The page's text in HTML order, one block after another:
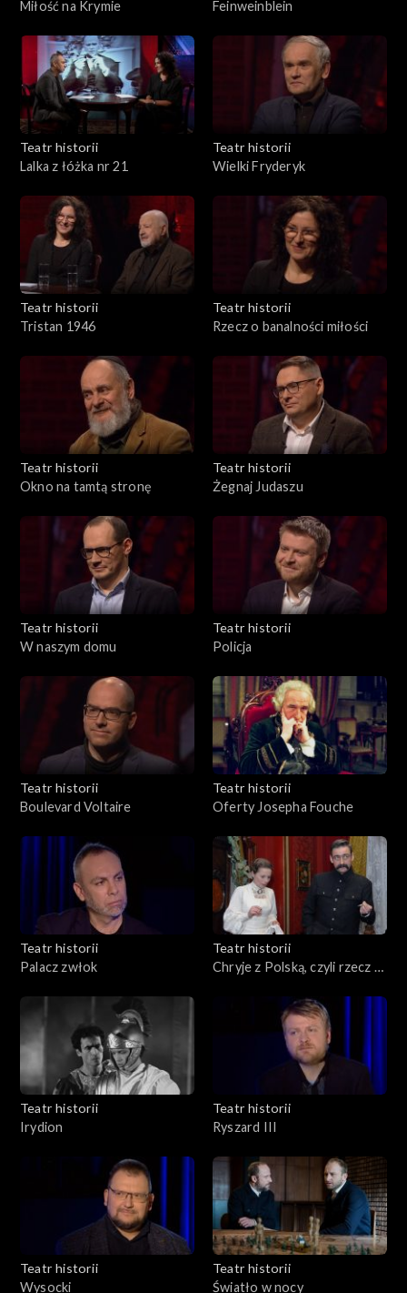
Miłość na Krymie Feinweinblein
Teatr historii
Lalka z łóżka nr 21
Teatr historii
Wielki Fryderyk
Teatr historii
Tristan 1946
Teatr historii
Rzecz o banalności miłości
Teatr historii
Okno na tamtą stronę
Teatr historii
Żegnaj Judaszu
Teatr historii
W naszym domu
Teatr historii
Policja
Teatr historii
Boulevard Voltaire
Teatr historii
Oferty Josepha Fouche
Teatr historii
Palacz zwłok
Teatr historii
Chryje z Polską, czyli rzecz o
Teatr historii
Irydion
Teatr historii
Ryszard III
Teatr historii
Wysocki
Teatr historii
Światło w nocy